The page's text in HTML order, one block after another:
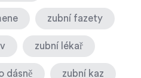
zubní fazety
zubní lékař
dásně zubní kaz